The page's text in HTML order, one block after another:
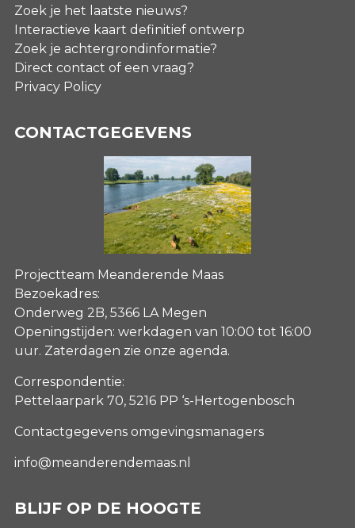
Zoek je het laatste nieuws?
Interactieve kaart definitief ontwerp
Zoek je achtergrondinformatie?
Direct contact of een vraag?
Privacy Policy
CONTACTGEGEVENS
Projectteam Meanderende Maas
Bezoekadres:
Onderweg 2B, 5366 LA Megen
Openingstijden: werkdagen van 10:00 tot 16:00
uur. Zaterdagen zie onze agenda.
Correspondentie:
Pettelaarpark 70, 5216 PP ‘s-Hertogenbosch
Contactgegevens omgevingsmanagers
info@meanderendemaas.nl
BLIJF OP DE HOOGTE